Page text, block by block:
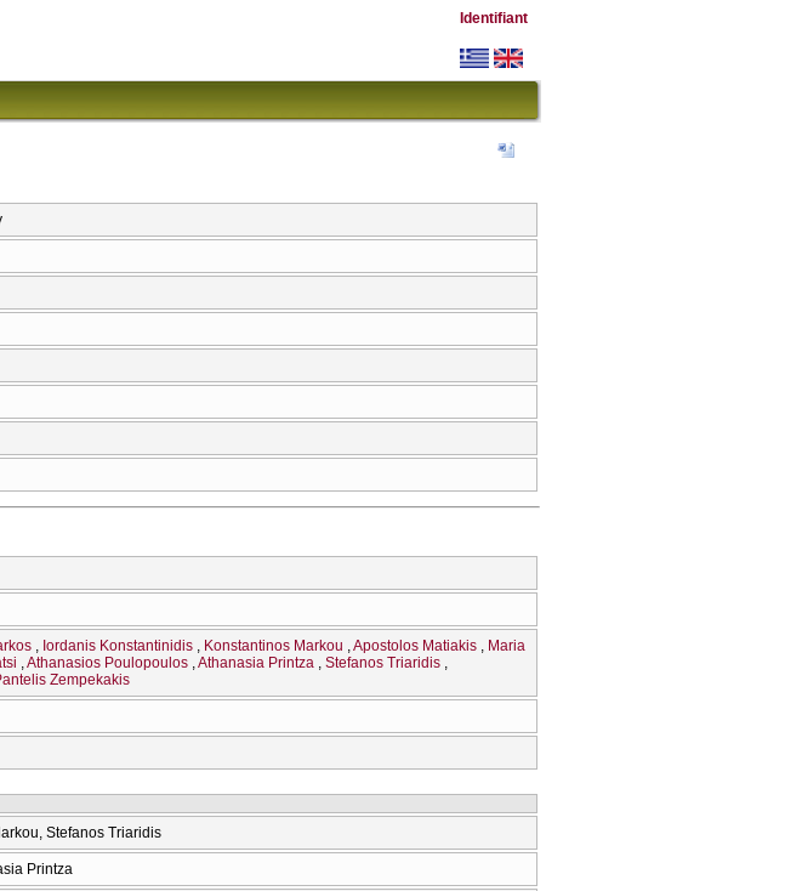
Identifiant
Iordanis Konstantinidis Konstantinos Markou Apostolos Matiakis
Maria
Athanasios Poulopoulos Athanasia Printza
Stefanos Triaridis
Zempekakis
Stefanos Triaridis
Printza